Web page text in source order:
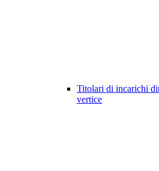
Titolari di incarichi
vertice